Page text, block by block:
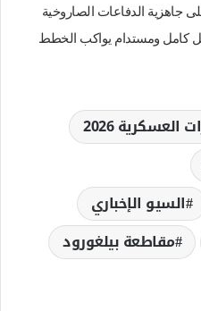
جاهزية الدفاعات الصاروخية
كامل ومستدام يواكب الخطط
العسكرية 2026
السيو الإخباري
مقاطعة بيلغورود